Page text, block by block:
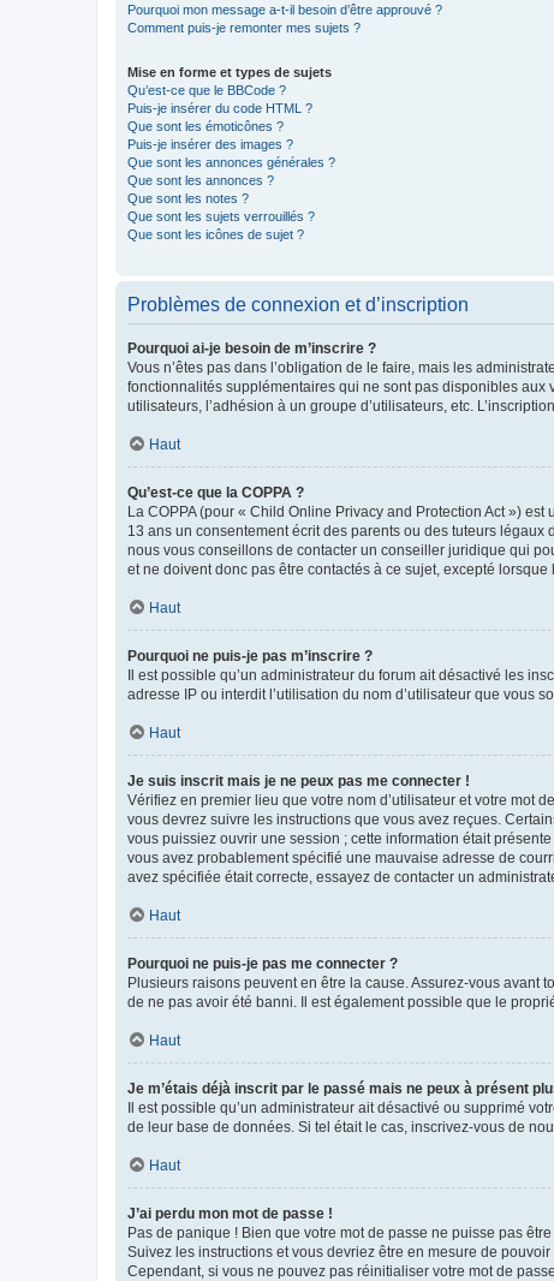
Pourquoi mon message a-t-il besoin d’être approuvé ?
Comment puis-je remonter mes sujets ?
Mise en forme et types de sujets
Qu’est-ce que le BBCode ?
Puis-je insérer du code HTML ?
Que sont les émoticônes ?
Puis-je insérer des images ?
Que sont les annonces générales ?
Que sont les annonces ?
Que sont les notes ?
Que sont les sujets verrouillés ?
Que sont les icônes de sujet ?
Problèmes de connexion et d’inscription
Pourquoi ai-je besoin de m’inscrire ?
Vous n’êtes pas dans l’obligation de le faire, mais les
fonctionnalités supplémentaires qui ne sont pas disponibles aux
utilisateurs, l’adhésion à un groupe d’utilisateurs, etc.
Haut
Qu’est-ce que la COPPA ?
La COPPA (pour « Child Online Privacy and Protection Act »)
13 ans un consentement écrit des parents ou des tuteurs
nous vous conseillons de contacter un conseiller juridique qui
et ne doivent donc pas être contactés à ce sujet, excepté
Haut
Pourquoi ne puis-je pas m’inscrire ?
Il est possible qu’un administrateur du forum ait désactivé les
adresse IP ou interdit l’utilisation du nom d’utilisateur que vous
Haut
Je suis inscrit mais je ne peux pas me connecter !
Vérifiez en premier lieu que votre nom d’utilisateur et votre mot
vous devrez suivre les instructions que vous avez reçues.
vous puissiez ouvrir une session ; cette information était
vous avez probablement spécifié une mauvaise adresse de
avez spécifiée était correcte, essayez de contacter un
Haut
Pourquoi ne puis-je pas me connecter ?
Plusieurs raisons peuvent en être la cause. Assurez-vous avant
de ne pas avoir été banni. Il est également possible que le
Haut
Je m’étais déjà inscrit par le passé mais ne peux à présent
Il est possible qu’un administrateur ait désactivé ou supprimé
de leur base de données. Si tel était le cas, inscrivez-vous de
Haut
J’ai perdu mon mot de passe !
Pas de panique ! Bien que votre mot de passe ne puisse pas
Suivez les instructions et vous devriez être en mesure de
Cependant, si vous ne pouvez pas réinitialiser votre mot de